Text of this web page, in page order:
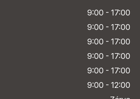
9:00 - 17:00
9:00 - 17:00
9:00 - 17:00
9:00 - 17:00
9:00 - 17:00
9:00 - 12:00